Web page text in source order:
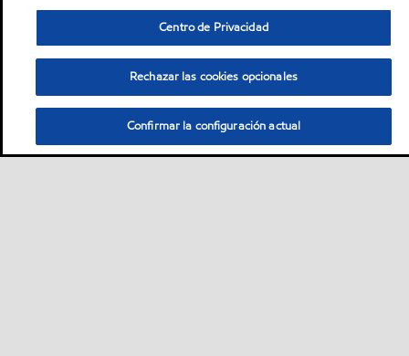
Centro de Privacidad
Rechazar las cookies opcionales
Confirmar la configuración actual